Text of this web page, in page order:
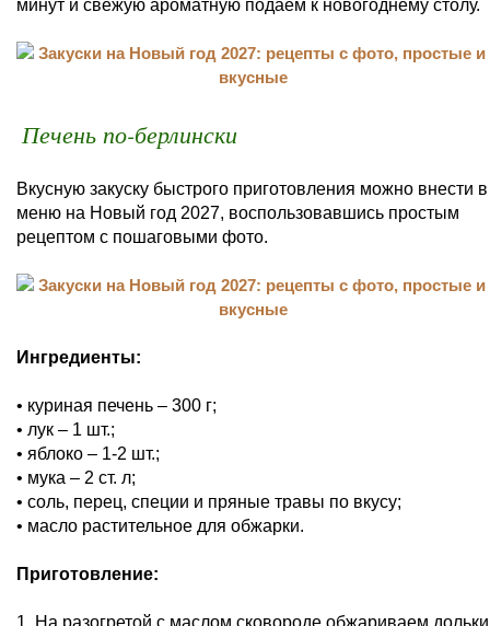
минут и свежую ароматную подаем к новогоднему столу.
Печень по-берлински
Вкусную закуску быстрого приготовления можно внести в
меню на Новый год 2027, воспользовавшись простым
рецептом с пошаговыми фото.
Ингредиенты:
• куриная печень – 300 г;
• лук – 1 шт.;
• яблоко – 1-2 шт.;
• мука – 2 ст. л;
• соль, перец, специи и пряные травы по вкусу;
• масло растительное для обжарки.
Приготовление:
1. На разогретой с маслом сковороде обжариваем дольки